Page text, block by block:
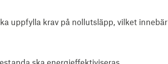
uppfylla krav på nollutsläpp, vilket innebär